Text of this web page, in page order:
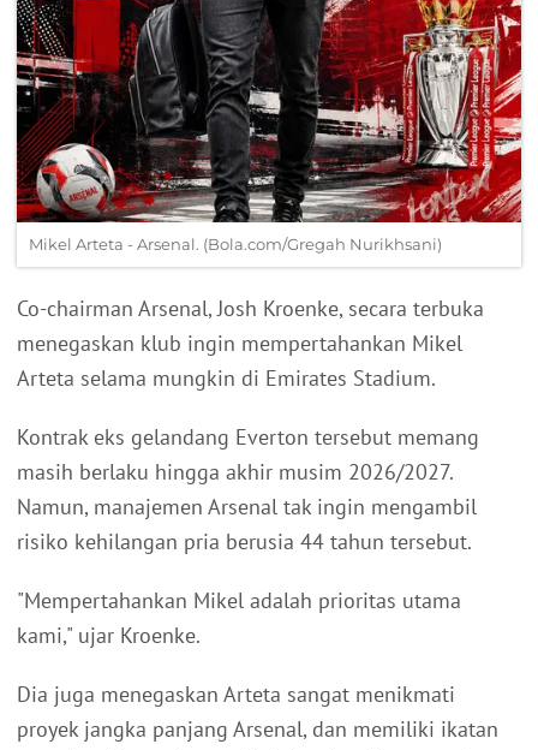
Mikel Arteta - Arsenal. (Bola.com/Gregah Nurikhsani)
Co-chairman Arsenal, Josh Kroenke, secara terbuka
menegaskan klub ingin mempertahankan Mikel
Arteta selama mungkin di Emirates Stadium.
Kontrak eks gelandang Everton tersebut memang
masih berlaku hingga akhir musim 2026/2027.
Namun, manajemen Arsenal tak ingin mengambil
risiko kehilangan pria berusia 44 tahun tersebut.
"Mempertahankan Mikel adalah prioritas utama
kami," ujar Kroenke.
Dia juga menegaskan Arteta sangat menikmati
proyek jangka panjang Arsenal, dan memiliki ikatan